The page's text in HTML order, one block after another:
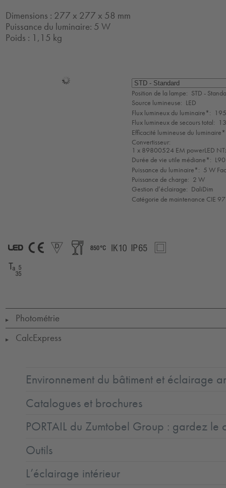
Dimensions : 277 x 277 x 58 mm
Puissance du luminaire: 5 W
Poids : 1,15 kg
Sélection
de
mode
Position de la lampe: STD -
Source lumineuse: LED
Flux lumineux du luminaire*:
Flux lumineux de secours total:
Efficacité lumineuse du
Convertisseur:
1 x 89800524 EM powerLED
Durée de vie utile médiane*:
Puissance du luminaire*: 5 W
Puissance de charge: 2 W
Gestion d’éclairage: DaliDim
Catégorie de maintenance CIE
to
+35
▶ Photométrie
▶ CalcExpress
Environnement du bâtiment et éclairage
Catalogues et brochures
PORTAIL du Zumtobel Group : gardez le
Outils
L’éclairage intérieur